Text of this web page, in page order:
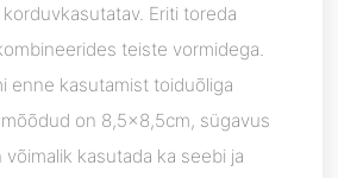
Eriti toreda
teiste vormidega.
enne kasutamist toiduõliga
on 8,5×8,5cm, sügavus
kasutada ka seebi ja